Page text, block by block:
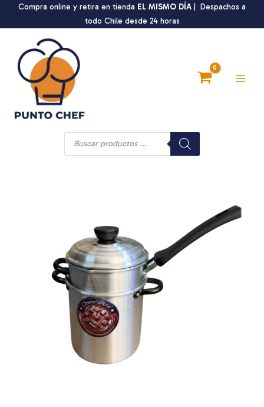
Compra online y retira en tienda EL MISMO DÍA | Despachos a
todo Chile desde 24 horas
Búsqueda
productos